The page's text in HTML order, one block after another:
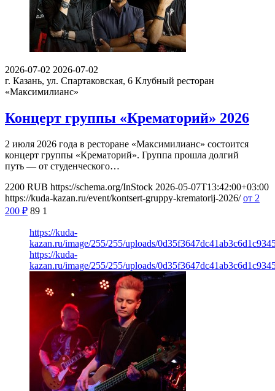
2026-07-02 2026-07-02
г. Казань, ул. Спартаковская, 6 Клубный ресторан
«Максимилианс»
Концерт группы «Крематорий» 2026
2 июля 2026 года в ресторане «Максимилианс» состоится
концерт группы «Крематорий». Группа прошла долгий
путь — от студенческого…
2200 RUB https://schema.org/InStock 2026-05-07T13:42:00+03:00
https://kuda-kazan.ru/event/kontsert-gruppy-krematorij-2026/ от 2
200 ₽ 89 1
https://kuda-
kazan.ru/image/255/255/uploads/
https://kuda-
kazan.ru/image/255/255/uploads/